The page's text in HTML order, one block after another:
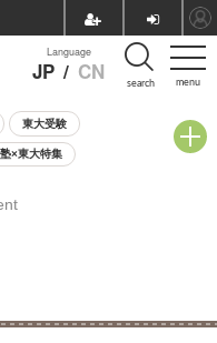
menu
Language
JP / CN search
東大受験
×東大特集
談会